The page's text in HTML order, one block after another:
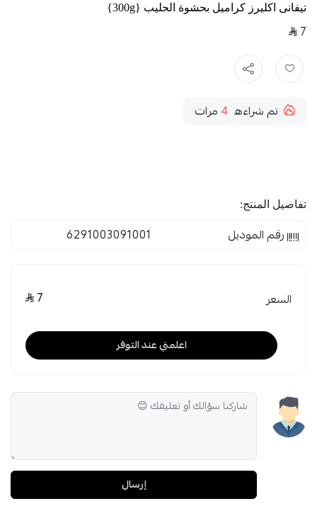
تيفانى اكليرز كراميل بحشوة الحليب {300g}
7
تم شراءه 4 مرات
تفاصيل المنتج:
رقم الموديل 6291003091001
السعر 7
اعلمني عند التوفر
إرسال